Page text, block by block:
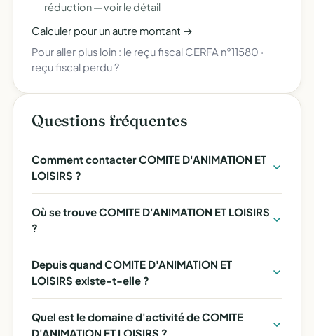
réduction —voir le détail
Calculer pour un autre montant →
Pour aller plus loin : le reçu fiscal CERFA n°11580 ·
reçu fiscal perdu ?
Questions fréquentes
Comment contacter COMITE D'ANIMATION ET
LOISIRS ?
Où se trouve COMITE D'ANIMATION ET LOISIRS
?
Depuis quand COMITE D'ANIMATION ET
LOISIRS existe-t-elle ?
Quel est le domaine d'activité de COMITE
D'ANIMATION ET LOISIRS ?